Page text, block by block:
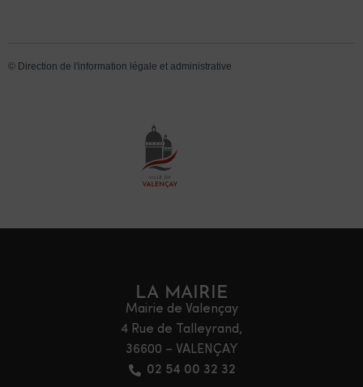
© Direction de l'information légale et administrative
LA MAIRIE
Mairie de Valençay
4 Rue de Talleyrand,
36600 – VALENÇAY
02 54 00 32 32